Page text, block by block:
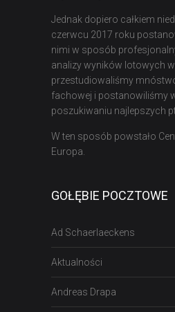
Jednak dopiero całkiem
czerwcu 2017 roku
nimi w sposób
analizy wyników lotowych
przestudiowaliśmy
fachowej i postanowiliśmy
poszukiwaniu najlepszych
W ten sposób powstało
Europa.
GOŁĘBIE POCZTOWE
Ad Schaerlaeckens
Aktualności
Andreas Drapa